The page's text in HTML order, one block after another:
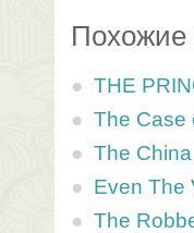
Похожие
THE
The Case
The
Even The
The